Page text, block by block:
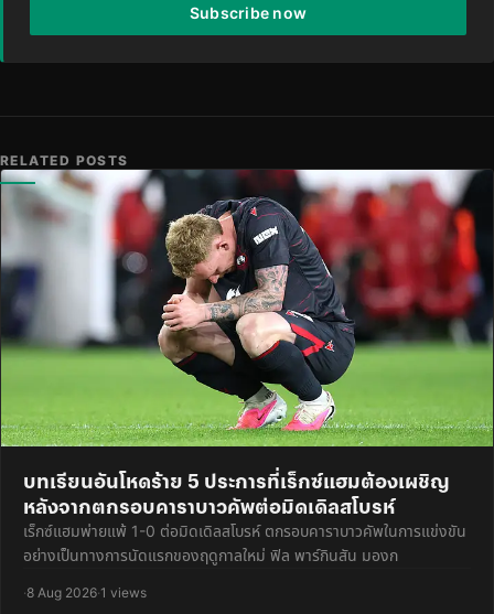
Subscribe now
RELATED POSTS
บทเรียนอันโหดร้าย 5 ประการที่เร็กซ์แฮมต้องเผชิญ
หลังจากตกรอบคาราบาวคัพต่อมิดเดิลสโบรห์
เร็กซ์แฮมพ่ายแพ้ 1-0 ต่อมิดเดิลสโบรห์ ตกรอบคาราบาวคัพในการแข่งขัน
อย่างเป็นทางการนัดแรกของฤดูกาลใหม่ ฟิล พาร์กินสัน มองก
·8 Aug 2026·1 views